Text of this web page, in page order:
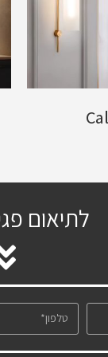
לתיאום